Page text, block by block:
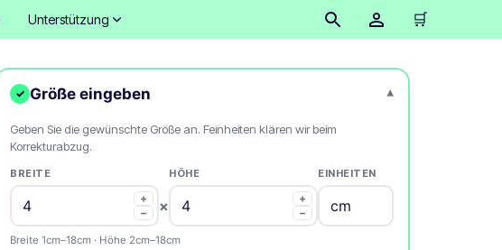
Unterstützung 🛒
✓ Größe eingeben ▾
Geben Sie die gewünschte Größe an. Feinheiten klären wir beim
Korrekturabzug.
BREITE
+
−
×
HÖHE
+
−
EINHEITEN
Breite 1cm–18cm · Höhe 2cm–18cm